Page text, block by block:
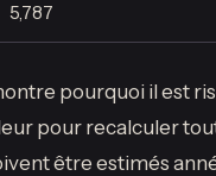
5,787
pourquoi il est
pour recalculer
être estimés